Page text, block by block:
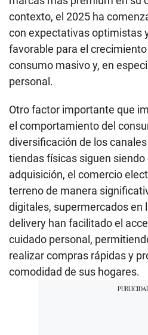
contexto, el 2025 ha
con expectativas optimistas
favorable para el
consumo masivo y, en
personal.
Otro factor importante que
el comportamiento del
diversificación de los
tiendas físicas siguen
adquisición, el comercio
terreno de manera
digitales, supermercados en
delivery han facilitado el
cuidado personal,
realizar compras rápidas y
comodidad de sus hogares.